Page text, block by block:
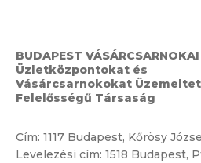
BUDAPEST
Üzletközpontokat és
Vásárcsarnokokat
Felelősségű Társaság
Cím: 1117 Budapest, Kőrösy
Levelezési cím: 1518 Budapest,